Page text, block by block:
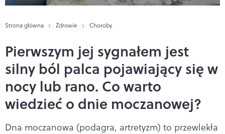
Strona główna Zdrowie Choroby
Pierwszym jej sygnałem jest
silny ból palca pojawiający się w
nocy lub rano. Co warto
wiedzieć o dnie moczanowej?
Dna moczanowa (podagra, artretyzm) to przewlekła